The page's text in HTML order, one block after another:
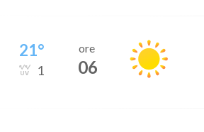
21°
1
ore
06